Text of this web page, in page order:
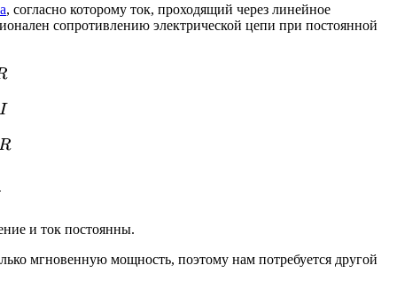
, согласно которому ток, проходящий через линейное
сопротивлению электрической цепи при постоянной
R
I
R
и ток постоянны.
мгновенную мощность, поэтому нам потребуется другой